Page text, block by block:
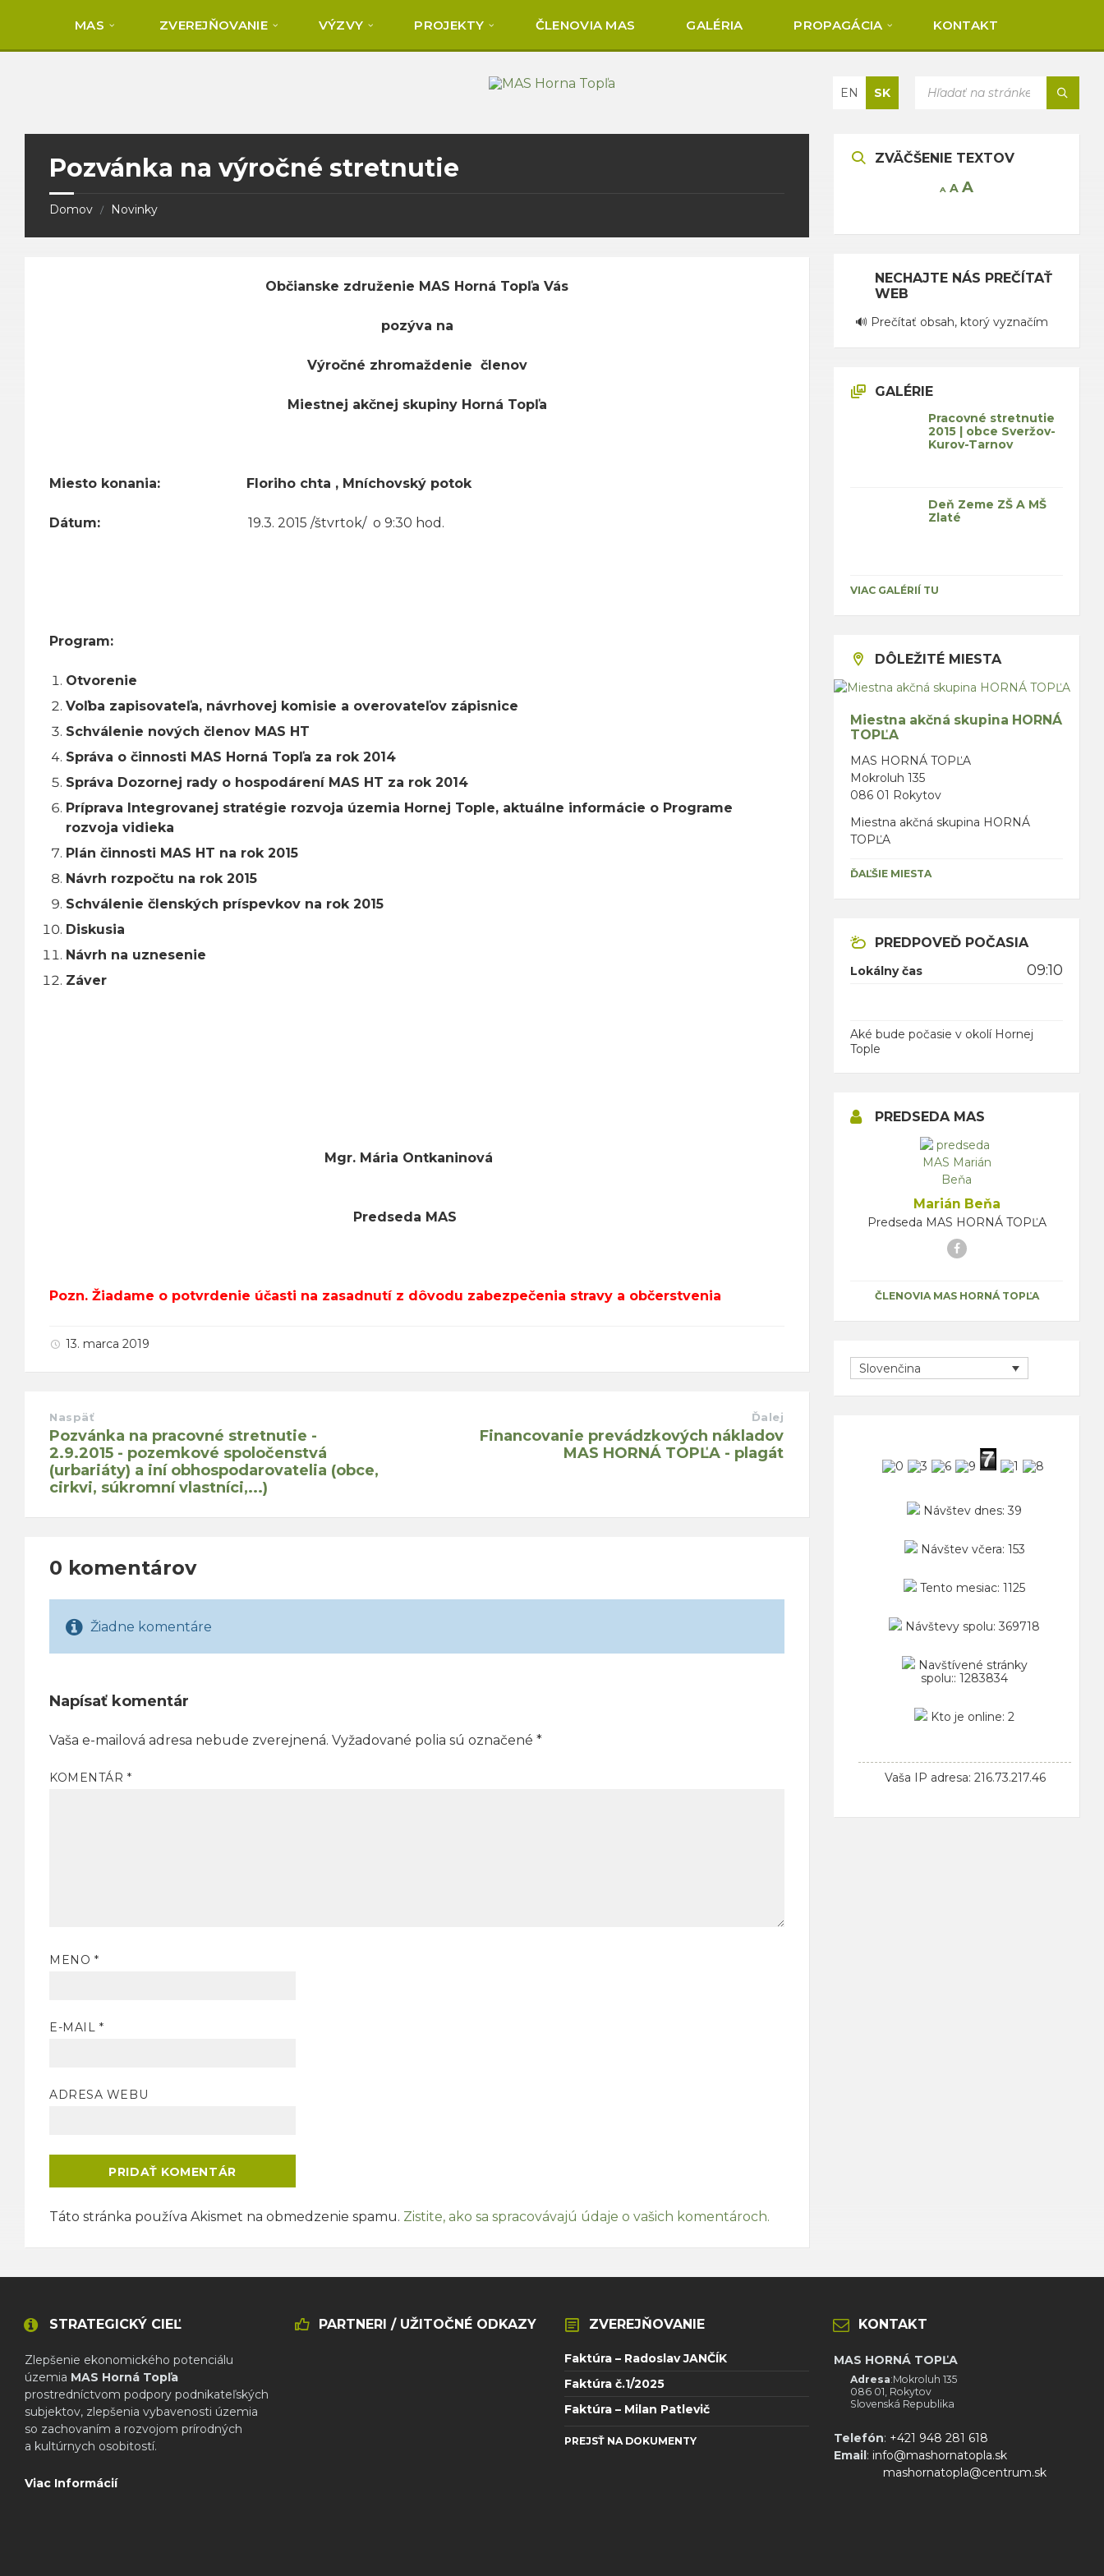
sidebar
MAS ZVEREJŇOVANIE VÝZVY PROJEKTY ČLENOVIA MAS GALÉRIA PROPAGÁCIA KONTAKT
jazyk:
EN SK
Pozvánka na výročné stretnutie
Domov / Novinky
Občianske združenie MAS Horná Topľa Vás
pozýva na
Výročné zhromaždenie členov
Miestnej akčnej skupiny Horná Topľa
Miesto konania: Floriho chta , Mníchovský potok
Dátum: 19.3. 2015 /štvrtok/ o 9:30 hod.
Program:
Otvorenie
Voľba zapisovateľa, návrhovej komisie a overovateľov zápisnice
Schválenie nových členov MAS HT
Správa o činnosti MAS Horná Topľa za rok 2014
Správa Dozornej rady o hospodárení MAS HT za rok 2014
Príprava Integrovanej stratégie rozvoja územia Hornej Tople, aktuálne informácie o Programe
rozvoja vidieka
Plán činnosti MAS HT na rok 2015
Návrh rozpočtu na rok 2015
Schválenie členských príspevkov na rok 2015
Diskusia
Návrh na uznesenie
Záver
Mgr. Mária Ontkaninová
Predseda MAS
Pozn. Žiadame o potvrdenie účasti na zasadnutí z dôvodu zabezpečenia stravy a občerstvenia
13. marca 2019
Naspäť
Pozvánka na pracovné stretnutie -
2.9.2015 - pozemkové spoločenstvá
(urbariáty) a iní obhospodarovatelia (obce,
cirkvi, súkromní vlastníci,...)
Ďalej
Financovanie prevádzkových nákladov
MAS HORNÁ TOPĽA - plagát
0 komentárov
Žiadne komentáre
Napísať komentár
Vaša e-mailová adresa nebude zverejnená. Vyžadované polia sú označené *
KOMENTÁR*
MENO *
E-MAIL *
ADRESA WEBU
Táto stránka používa Akismet na obmedzenie spamu. Zistite, ako sa spracovávajú údaje o vašich komentároch.
ZVÄČŠENIE TEXTOV
A Decrease
A Reset
AIncrease
NECHAJTE NÁS PREČÍTAŤ
WEB
🔊 Prečítať obsah, ktorý vyznačím
GALÉRIE
Pracovné stretnutie
2015 | obce Sveržov-
Kurov-Tarnov
Deň Zeme ZŠ A MŠ
Zlaté
VIAC GALÉRIÍ TU
DÔLEŽITÉ MIESTA
Miestna akčná skupina HORNÁ
TOPĽA
MAS HORNÁ TOPĽA
Mokroluh 135
086 01 Rokytov
Miestna akčná skupina HORNÁ
TOPĽA
ĎAĽŠIE MIESTA
PREDPOVEĎ POČASIA
Lokálny čas 09:10
Aké bude počasie v okolí Hornej
Tople
PREDSEDA MAS
Marián Beňa
Predseda MAS HORNÁ TOPĽA
Facebook
ČLENOVIA MAS HORNÁ TOPĽA
Slovenčina
Návštev dnes: 39
Návštev včera: 153
Tento mesiac: 1125
Návštevy spolu: 369718
Navštívené stránky
spolu:: 1283834
Kto je online: 2
Vaša IP adresa: 216.73.217.46
STRATEGICKÝ CIEĽ
Zlepšenie ekonomického potenciálu
územia MAS Horná Topľa
prostredníctvom podpory podnikateľských
subjektov, zlepšenia vybavenosti územia
so zachovaním a rozvojom prírodných
a kultúrnych osobitostí.
Viac Informácií
PARTNERI / UŽITOČNÉ ODKAZY ZVEREJŇOVANIE
Faktúra – Radoslav JANČÍK
Faktúra č.1/2025
Faktúra – Milan Patlevič
PREJSŤ NA DOKUMENTY
KONTAKT
MAS HORNÁ TOPĽA
Adresa:Mokroluh 135
086 01, Rokytov
Slovenská Republika
Telefón: +421 948 281 618
Email: info@mashornatopla.sk
mashornatopla@centrum.sk